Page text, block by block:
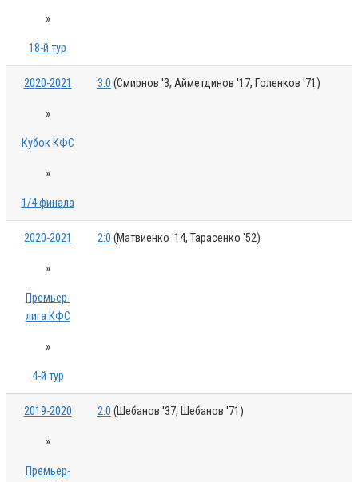
»
18-й тур
2020-2021
»
Кубок КФС
»
1/4 финала
3:0 (Смирнов '3, Айметдинов '17, Голенков '71)
2020-2021
»
Премьер-
лига КФС
»
4-й тур
2:0 (Матвиенко '14, Тарасенко '52)
2019-2020
»
Премьер-
2:0 (Шебанов '37, Шебанов '71)